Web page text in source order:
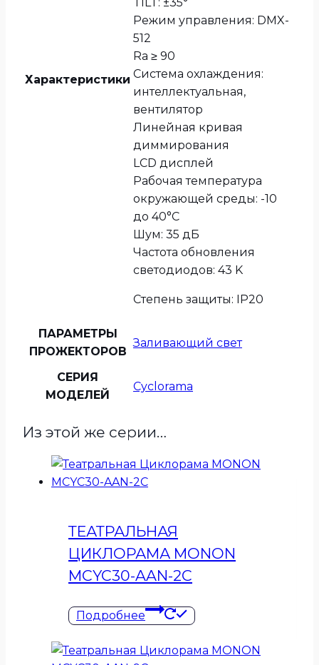
Характеристики
Режим управления: DMX-
512
Ra ≥ 90
Система охлаждения:
интеллектуальная,
вентилятор
Линейная кривая
диммирования
LCD дисплей
Рабочая температура
окружающей среды: -10
до 40°C
Шум: 35 дБ
Частота обновления
светодиодов: 43 K
Степень защиты: IP20
ПАРАМЕТРЫ
ПРОЖЕКТОРОВ
Заливающий свет
СЕРИЯ
МОДЕЛЕЙ
Cyclorama
Из этой же серии…
ТЕАТРАЛЬНАЯ
ЦИКЛОРАМА MONON
MCYC30-AAN-2C
Подробнее